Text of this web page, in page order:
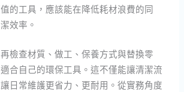
的工具，應該能在降低耗材浪費的同
效率。
檢查材質、做工、保養方式與替換零
合自己的環保工具。這不僅能讓清潔流
日常維護更省力、更耐用。從實務角度